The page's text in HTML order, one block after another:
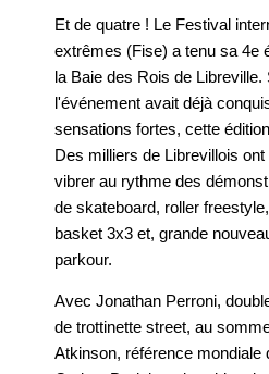
Et de quatre ! Le Festival
extrêmes (Fise) a tenu sa 4e
la Baie des Rois de Libreville.
l'événement avait déjà
sensations fortes, cette
Des milliers de Librevillois
vibrer au rythme des
de skateboard, roller
basket 3x3 et, grande
parkour.
Avec Jonathan Perroni,
de trottinette street, au
Atkinson, référence mondiale